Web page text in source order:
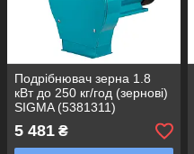
Подрібнювач зерна 1.8
кВт до 250 кг/год (зернові)
SIGMA (5381311)
5 481 ₴